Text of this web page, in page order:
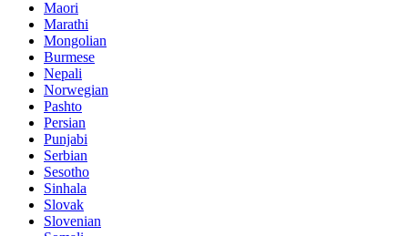
Maori
Marathi
Mongolian
Burmese
Nepali
Norwegian
Pashto
Persian
Punjabi
Serbian
Sesotho
Sinhala
Slovak
Slovenian